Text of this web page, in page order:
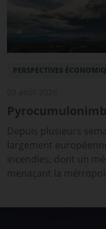
PERSPECTIVES
Depuis plusieurs
largement
incendies, dont un
menaçant la